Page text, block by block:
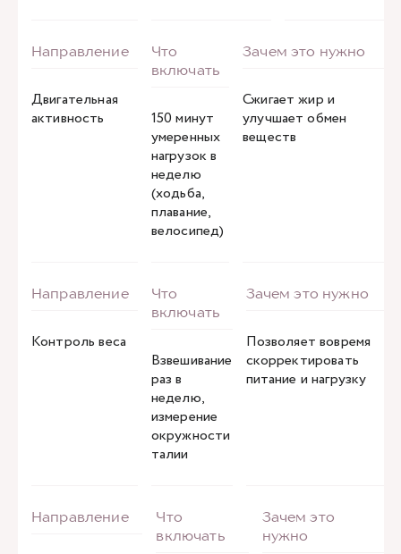
Двигательная
активность
150 минут
умеренных
нагрузок в
неделю
(ходьба,
плавание,
велосипед)
Сжигает жир и
улучшает обмен
веществ
Контроль веса
Взвешивание
раз в
неделю,
измерение
окружности
талии
Позволяет вовремя
скорректировать
питание и нагрузку